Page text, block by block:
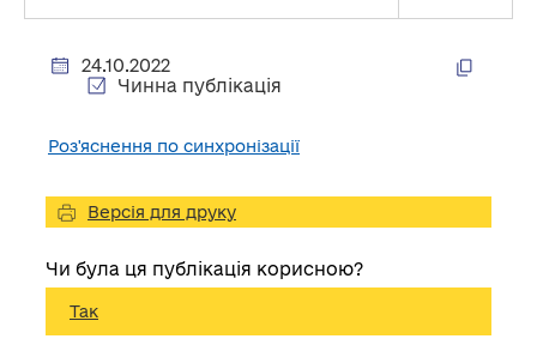
24.10.2022
Чинна публікація
Роз'яснення по синхронізації
Версія для друку
Чи була ця публікація корисною?
Так